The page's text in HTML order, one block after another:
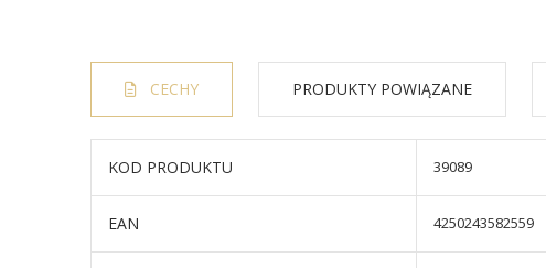
CECHY PRODUKTY POWIĄZANE
KOD PRODUKTU 39089
EAN 4250243582559